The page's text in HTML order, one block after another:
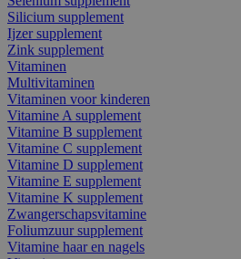
Silicium supplement
Ijzer supplement
Zink supplement
Vitaminen
Multivitaminen
Vitaminen voor kinderen
Vitamine A supplement
Vitamine B supplement
Vitamine C supplement
Vitamine D supplement
Vitamine E supplement
Vitamine K supplement
Zwangerschapsvitamine
Foliumzuur supplement
Vitamine haar en nagels